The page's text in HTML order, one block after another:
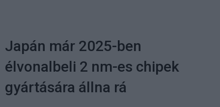
Japán már 2025-ben
élvonalbeli 2 nm-es chipek
gyártására állna rá